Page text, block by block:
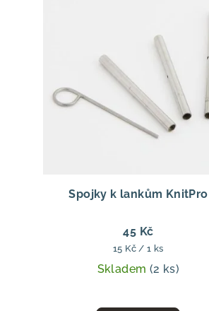
Spojky k lankům KnitPro
45 Kč
Měrná
cena:
15 Kč / 1 ks
Skladem (2 ks)